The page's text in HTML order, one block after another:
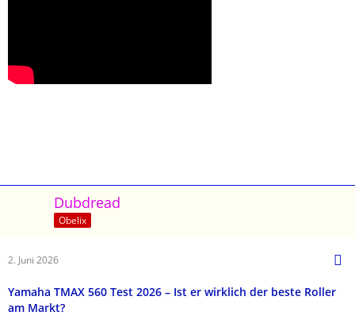
Dubdread
Obelix
2. Juni 2026
Yamaha TMAX 560 Test 2026 – Ist er wirklich der beste Roller
am Markt?